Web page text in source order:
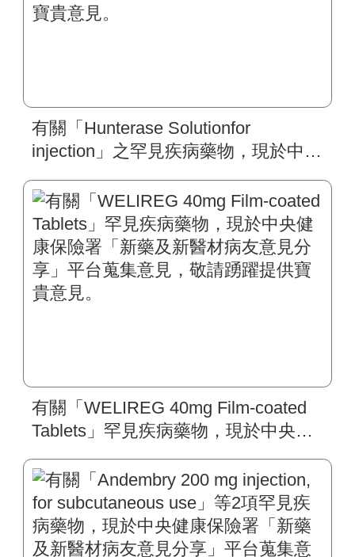
有關「Hunterase Solutionfor
injection」之罕見疾病藥物，現於中央
分享」平台蒐集意見，敬請踴躍提供
寶貴意見。
有關「WELIREG 40mg Film-coated
Tablets」罕見疾病藥物，現於中央健
享」平台蒐集意見，敬請踴躍提供寶
貴意見。